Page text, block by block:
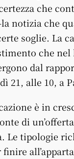
che
notizia che
soglie. La
che
dal
21, alle 10, a
è in
di
tipologie